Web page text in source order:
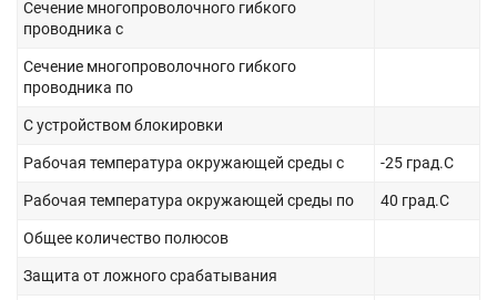
Сечение многопроволочного гибкого
проводника с
Сечение многопроволочного гибкого
проводника по
С устройством блокировки
Рабочая температура окружающей среды с -25 град.C
Рабочая температура окружающей среды по 40 град.C
Общее количество полюсов
Защита от ложного срабатывания